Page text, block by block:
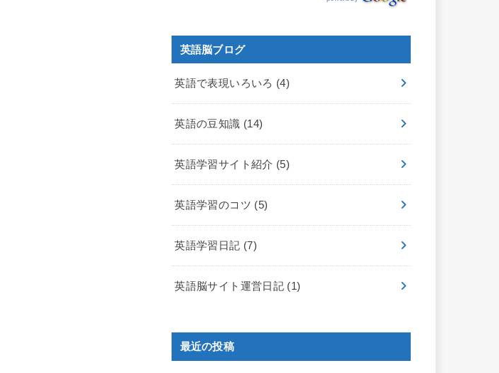
英語脳ブログ
英語で表現いろいろ (4)
英語の豆知識 (14)
英語学習サイト紹介 (5)
英語学習のコツ (5)
英語学習日記 (7)
英語脳サイト運営日記 (1)
最近の投稿